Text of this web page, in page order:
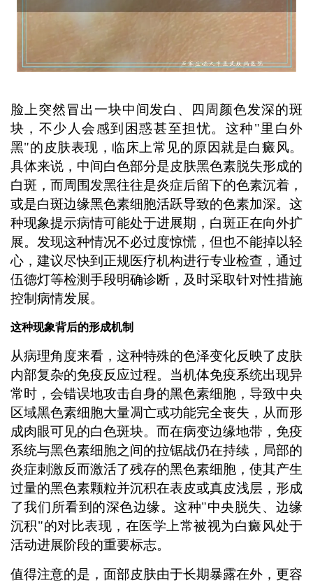
脸上突然冒出一块中间发白、四周颜色发深的斑
块，不少人会感到困惑甚至担忧。这种"里白外
黑"的皮肤表现，临床上常见的原因就是白癜风。
具体来说，中间白色部分是皮肤黑色素脱失形成的
白斑，而周围发黑往往是炎症后留下的色素沉着，
或是白斑边缘黑色素细胞活跃导致的色素加深。这
种现象提示病情可能处于进展期，白斑正在向外扩
展。发现这种情况不必过度惊慌，但也不能掉以轻
心，建议尽快到正规医疗机构进行专业检查，通过
伍德灯等检测手段明确诊断，及时采取针对性措施
控制病情发展。
这种现象背后的形成机制
从病理角度来看，这种特殊的色泽变化反映了皮肤
内部复杂的免疫反应过程。当机体免疫系统出现异
常时，会错误地攻击自身的黑色素细胞，导致中央
区域黑色素细胞大量凋亡或功能完全丧失，从而形
成肉眼可见的白色斑块。而在病变边缘地带，免疫
系统与黑色素细胞之间的拉锯战仍在持续，局部的
炎症刺激反而激活了残存的黑色素细胞，使其产生
过量的黑色素颗粒并沉积在表皮或真皮浅层，形成
了我们所看到的深色边缘。这种"中央脱失、边缘
沉积"的对比表现，在医学上常被视为白癜风处于
活动进展阶段的重要标志。
值得注意的是，面部皮肤由于长期暴露在外，更容